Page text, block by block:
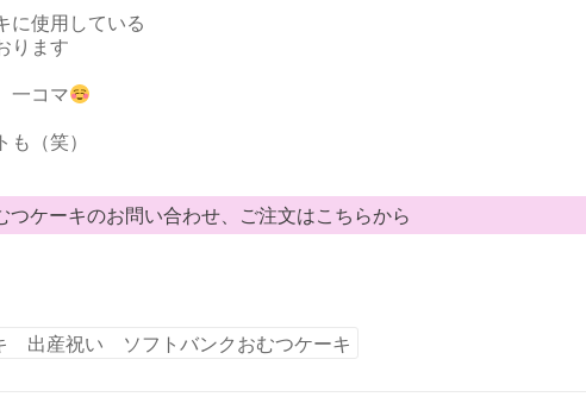
使用している
ります
一コマ
（笑）
つケーキのお問い合わせ、ご注文はこちらから
出産祝い ソフトバンクおむつケーキ